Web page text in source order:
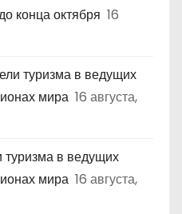
конца октября 16
туризма в ведущих
мира 16 августа,
туризма в ведущих
мира 16 августа,